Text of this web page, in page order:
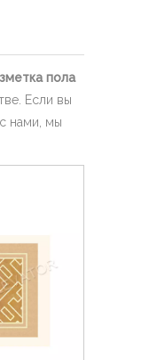
пола
Если вы
нами, мы